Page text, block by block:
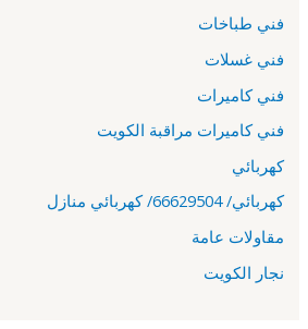
فني طباخات
فني غسلات
فني كاميرات
فني كاميرات مراقبة الكويت
كهربائي
كهربائي/ 66629504/ كهربائي منازل
مقاولات عامة
نجار الكويت